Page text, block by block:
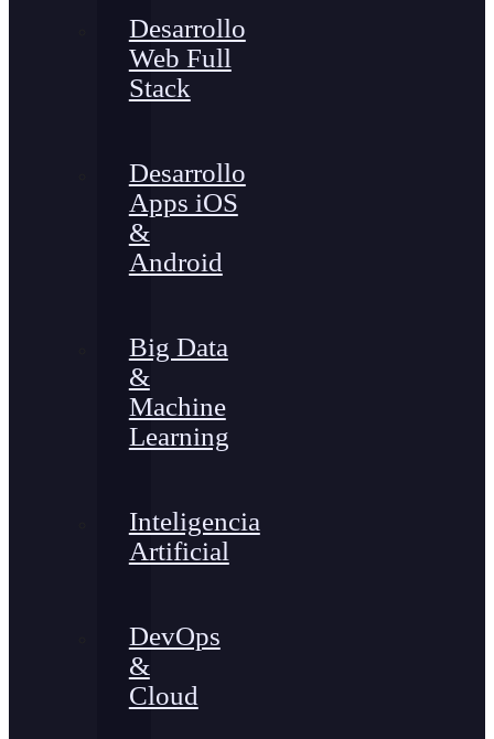
Desarrollo
Web Full
Stack
Desarrollo
Apps iOS
&
Android
Big Data
&
Machine
Learning
Inteligencia
Artificial
DevOps
&
Cloud